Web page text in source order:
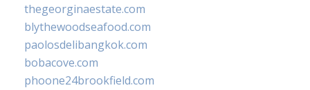
thegeorginaestate.com
blythewoodseafood.com
paolosdelibangkok.com
bobacove.com
phoone24brookfield.com